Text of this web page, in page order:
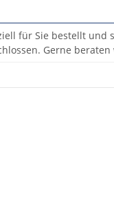
für Sie bestellt und
Gerne beraten